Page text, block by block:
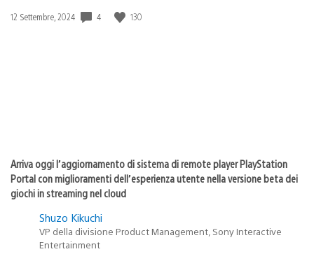
Data
12 Settembre, 2024 4 130
Arriva oggi l’aggiornamento di sistema di remote player PlayStation
Portal con miglioramenti dell’esperienza utente nella versione beta dei
giochi in streaming nel cloud
Shuzo Kikuchi
VP della divisione Product Management, Sony Interactive
Entertainment